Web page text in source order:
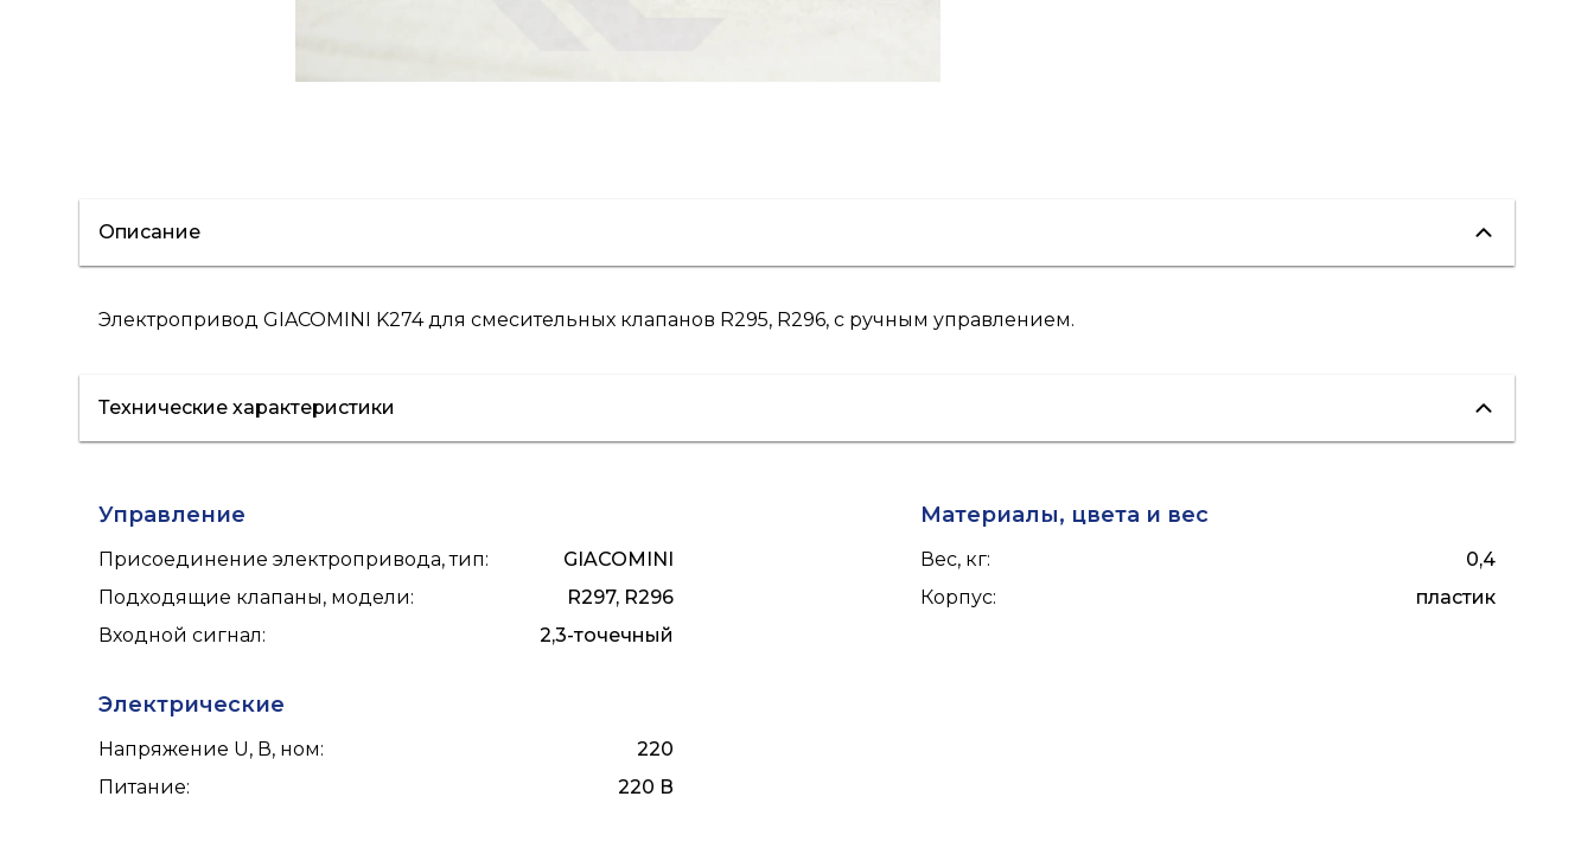
Описание
Электропривод GIACOMINI K274 для смесительных клапанов R295, R296, с ручным управлением.
Технические характеристики
Управление
Присоединение электропривода, тип:
GIACOMINI
Подходящие клапаны, модели:
R297, R296
Входной сигнал: 2,3-точечный
Материалы, цвета и вес
Вес, кг:
0,4
Корпус: пластик
Электрические
Напряжение U, В, ном:
220
Питание: 220 В